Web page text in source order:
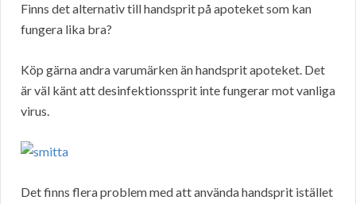
Finns det alternativ till handsprit på apoteket som kan
fungera lika bra?
Köp gärna andra varumärken än handsprit apoteket. Det
är väl känt att desinfektionssprit inte fungerar mot vanliga
virus.
Det finns flera problem med att använda handsprit istället